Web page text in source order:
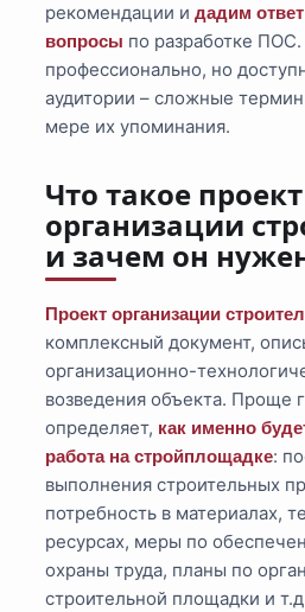
рекомендации идадим
вопросы по разработке
профессионально, но
аудитории – сложные
мере их упоминания.
Что такое проект
организации
и зачем он
Проект организации
комплексный документ,
организационно-
возведения объекта. Проще
определяет, как именно
работа на стройплощадке:
выполнения строительных
потребность в материалах,
ресурсах, меры по
охраны труда, планы по
строительной площадки и